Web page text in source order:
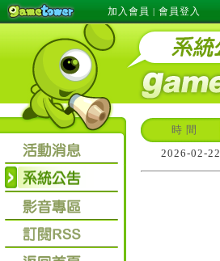
加入會員 | 會員登入
時 間
2026-02-22